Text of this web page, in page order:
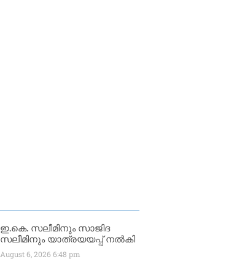
ഇ.കെ. സലീമിനും സാജിദ
സലീമിനും യാത്രയയപ്പ് നൽകി
August 6, 2026 6:48 pm